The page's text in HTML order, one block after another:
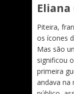
Eliana
Piteira,
os ícones
Mas são
significou
primeira
andava na